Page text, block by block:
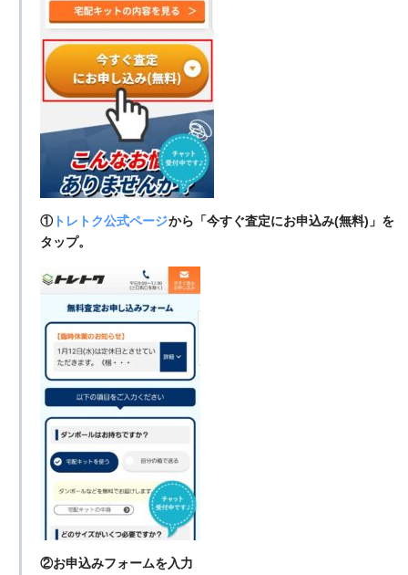
①トレトク公式ページから「今すぐ査定にお申込み(無料)」を
タップ。
②お申込みフォームを入力